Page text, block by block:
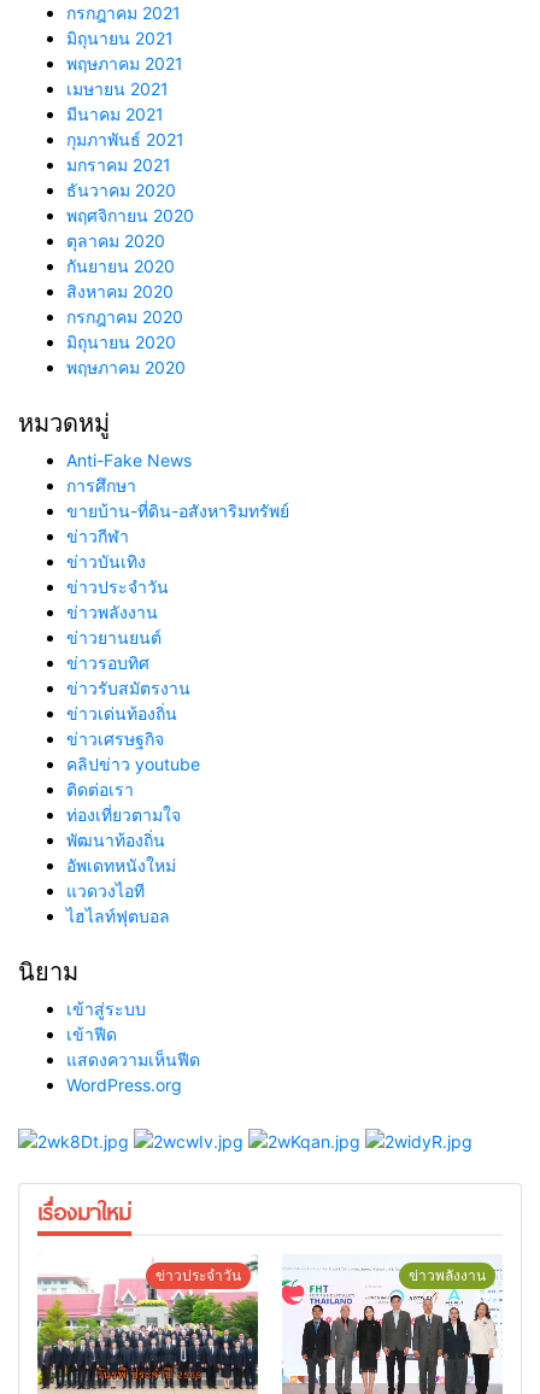
กรกฎาคม 2021
มิถุนายน 2021
พฤษภาคม 2021
เมษายน 2021
มีนาคม 2021
กุมภาพันธ์ 2021
มกราคม 2021
ธันวาคม 2020
พฤศจิกายน 2020
ตุลาคม 2020
กันยายน 2020
สิงหาคม 2020
กรกฎาคม 2020
มิถุนายน 2020
พฤษภาคม 2020
หมวดหมู่
Anti-Fake News
การศึกษา
ขายบ้าน-ที่ดิน-อสังหาริมทรัพย์
ข่าวกีฬา
ข่าวบันเทิง
ข่าวประจำวัน
ข่าวพลังงาน
ข่าวยานยนต์
ข่าวรอบทิศ
ข่าวรับสมัตรงาน
ข่าวเด่นท้องถิ่น
ข่าวเศรษฐกิจ
คลิปข่าว youtube
ติดต่อเรา
ท่องเที่ยวตามใจ
พัฒนาท้องถิ่น
อัพเดทหนังใหม่
แวดวงไอที
ไฮไลท์ฟุตบอล
นิยาม
เข้าสู่ระบบ
เข้าฟีด
แสดงความเห็นฟีด
WordPress.org
เรื่องมาใหม่
ข่าวประจำวัน ข่าวพลังงาน